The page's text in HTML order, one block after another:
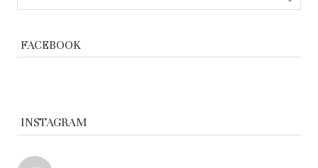
FACEBOOK
INSTAGRAM